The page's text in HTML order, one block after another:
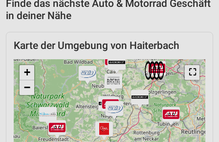
Finde das nächste Auto & Motorrad Geschäft
in deiner Nähe
Karte der Umgebung von Haiterbach
⛶
+
−